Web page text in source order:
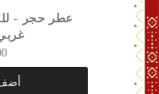
عطر حجر -
غربي -